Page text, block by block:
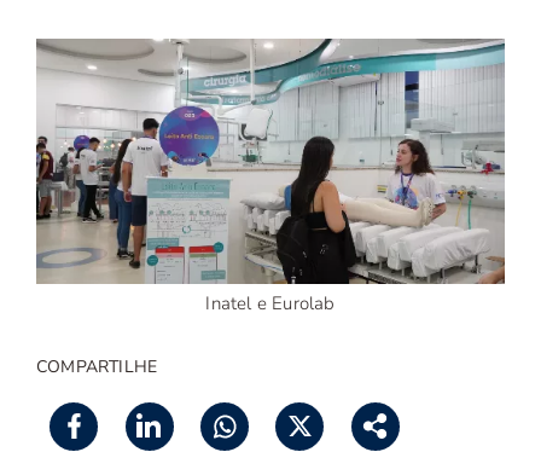
Inatel e Eurolab
COMPARTILHE